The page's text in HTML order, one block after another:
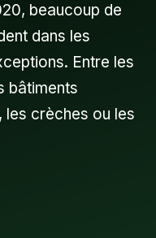
beaucoup de
dans les
Entre les
bâtiments
les crèches ou les